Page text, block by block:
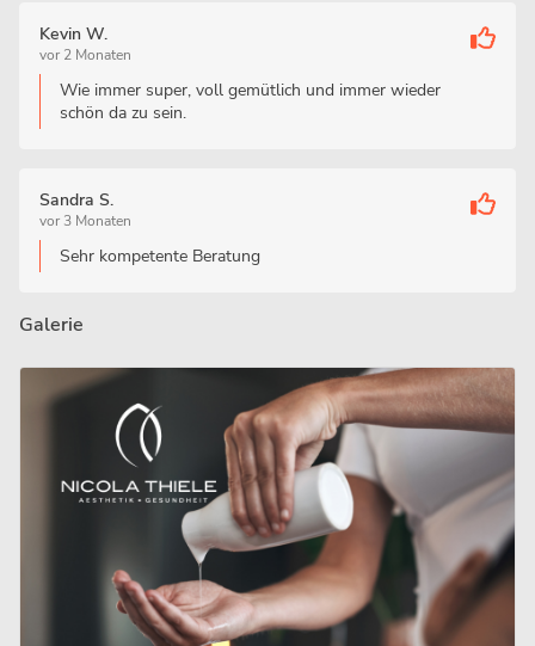
Kevin W.
vor 2 Monaten
Wie immer super, voll gemütlich und immer wieder
schön da zu sein.
Sandra S.
vor 3 Monaten
Sehr kompetente Beratung
Galerie